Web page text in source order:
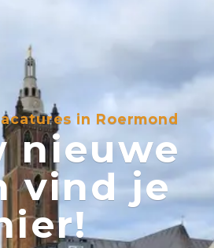
in Roermond
nieuwe
vind je